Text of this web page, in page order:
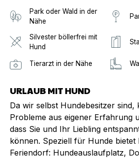
Park oder Wald in der
Nähe
Silvester böllerfrei mit
Hund
Tierarzt in der Nähe
URLAUB MIT HUND
Da wir selbst Hundebesitzer sind,
Probleme aus eigener Erfahrung
dass Sie und Ihr Liebling
können. Speziell für Hunde bietet
Feriendorf: Hundeauslaufplatz,